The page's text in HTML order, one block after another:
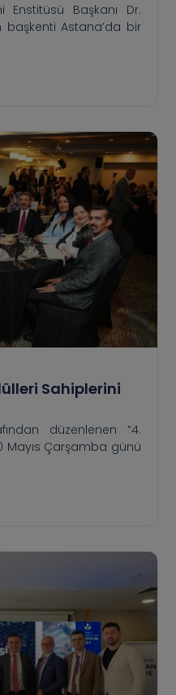
Enstitüsü Başkanı Dr.
başkenti Astana’da bir
Sahiplerini
düzenlenen “4.
Mayıs Çarşamba günü